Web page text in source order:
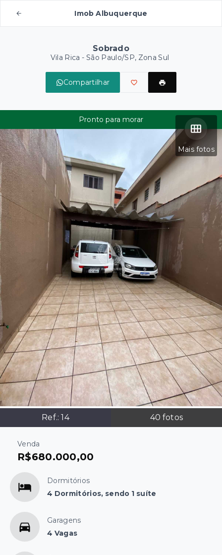
Imob Albuquerque
Sobrado
Vila Rica - São Paulo/SP, Zona Sul
Compartilhar
Mais fotos
Ref.:14 40 fotos
Pronto para morar
Venda
R$680.000,00
Dormitórios
4 Dormitórios, sendo 1 suíte
Garagens
4 Vagas